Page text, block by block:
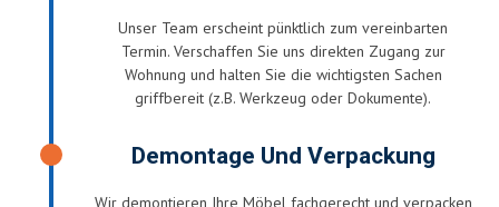
Unser Team erscheint pünktlich zum vereinbarten
Termin. Verschaffen Sie uns direkten Zugang zur
Wohnung und halten Sie die wichtigsten Sachen
griffbereit (z.B. Werkzeug oder Dokumente).
Demontage Und Verpackung
Wir demontieren Ihre Möbel fachgerecht und verpacken